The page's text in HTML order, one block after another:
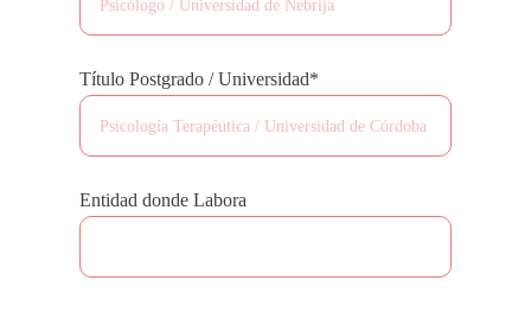
Título Postgrado / Universidad*
Entidad donde Labora